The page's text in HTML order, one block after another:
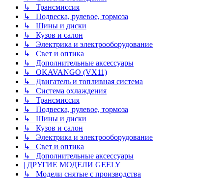
↳ Трансмиссия
↳ Подвеска, рулевое, тормоза
↳ Шины и диски
↳ Кузов и салон
↳ Электрика и электрооборудование
↳ Свет и оптика
↳ Дополнительные аксессуары
↳ OKAVANGO (VX11)
↳ Двигатель и топливная система
↳ Система охлаждения
↳ Трансмиссия
↳ Подвеска, рулевое, тормоза
↳ Шины и диски
↳ Кузов и салон
↳ Электрика и электрооборудование
↳ Свет и оптика
↳ Дополнительные аксессуары
| ДРУГИЕ МОДЕЛИ GEELY
↳ Модели снятые с производства